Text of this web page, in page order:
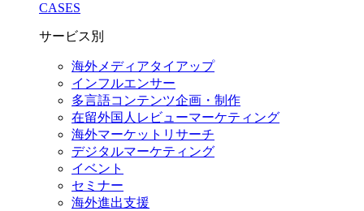
CASES
サービス別
海外メディアタイアップ
インフルエンサー
多言語コンテンツ企画・制作
在留外国⼈レビューマーケティング
海外マーケットリサーチ
デジタルマーケティング
イベント
セミナー
海外進出支援